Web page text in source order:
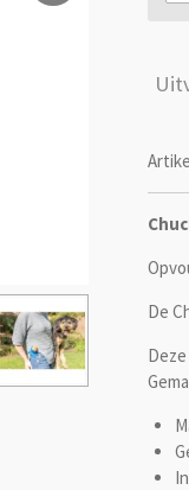
De